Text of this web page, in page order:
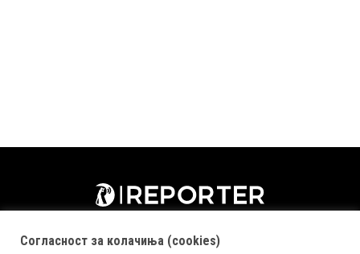
Согласност за колачиња (cookies)